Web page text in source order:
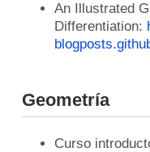
An Illustrated
Differentiation:
Geometría
Curso